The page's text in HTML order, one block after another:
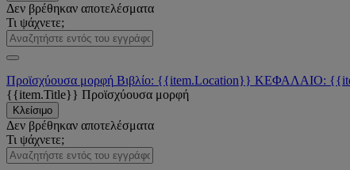
Δεν βρέθηκαν αποτελέσματα
Τι ψάχνετε;
Προϊσχύουσα μορφή Βιβλίο: {{item.Location}} ΚΕΦΑΛΑΙΟ:
{{item.Title}} Προϊσχύουσα μορφή
Κλείσιμο
Δεν βρέθηκαν αποτελέσματα
Τι ψάχνετε;